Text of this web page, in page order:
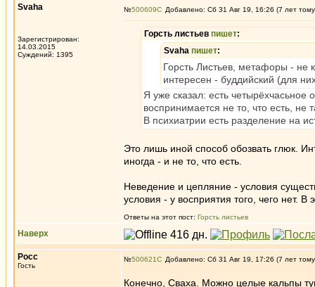
Svaha
Зарегистрирован:
14.03.2015
Суждений: 1395
№500609 Добавлено: Сб 31 Авг 19, 16:26 (7 лет
Горсть листьев пишет:
Svaha пишет:
Горсть Листьев, метафоры - не
интересен - буддийский (для
Я уже сказал: есть четырёхчасьное
воспринимается не то, что есть, не
В психиатрии есть разделение на
Это лишь иной способ обозвать глюк.
иногда - и не то, что есть.
Неведение и цепляние - условия
условия - у восприятия того, чего
Ответы на этот пост: Горсть листьев
Наверх
Росс
Гость
№500621 Добавлено: Сб 31 Авг 19, 17:26 (7 лет
Конечно, Сваха. Можно целые кальпы